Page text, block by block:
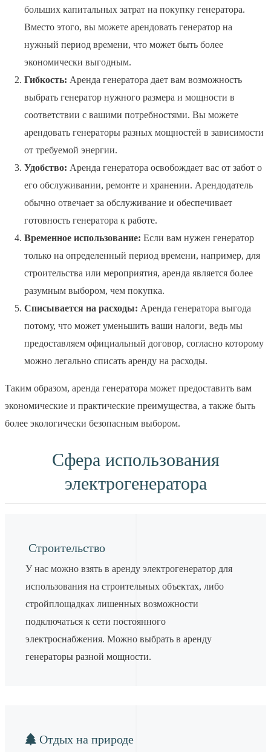
больших капитальных затрат на покупку генератора.
Вместо этого, вы можете арендовать генератор на
нужный период времени, что может быть более
экономически выгодным.
Гибкость: Аренда генератора дает вам возможность
выбрать генератор нужного размера и мощности в
соответствии с вашими потребностями. Вы можете
арендовать генераторы разных мощностей в зависимости
от требуемой энергии.
Удобство: Аренда генератора освобождает вас от забот о
его обслуживании, ремонте и хранении. Арендодатель
обычно отвечает за обслуживание и обеспечивает
готовность генератора к работе.
Временное использование: Если вам нужен генератор
только на определенный период времени, например, для
строительства или мероприятия, аренда является более
разумным выбором, чем покупка.
Списывается на расходы: Аренда генератора выгода
потому, что может уменьшить ваши налоги, ведь мы
предоставляем официальный договор, согласно которому
можно легально списать аренду на расходы.
Таким образом, аренда генератора может предоставить вам
экономические и практические преимущества, а также быть
более экологически безопасным выбором.
Сфера использования
электрогенератора
Строительство
У нас можно взять в аренду электрогенератор для
использования на строительных объектах, либо
стройплощадках лишенных возможности
подключаться к сети постоянного
электроснабжения. Можно выбрать в аренду
генераторы разной мощности.
Отдых на природе